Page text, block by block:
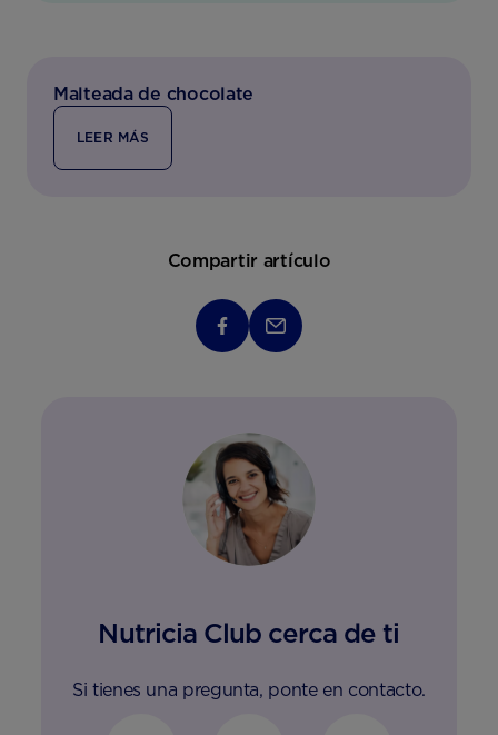
Malteada de chocolate
LEER MÁS
Compartir artículo
Nutricia Club cerca de ti
Si tienes una pregunta, ponte en contacto.